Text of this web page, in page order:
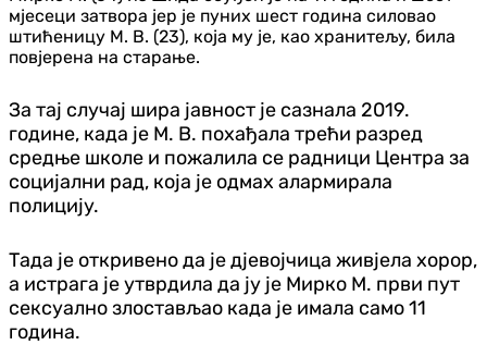
мјесеци затвора јер је пуних шест година силовао
штићеницу М. В. (23), која му је, као хранитељу, била
повјерена на старање.
За тај случај шира јавност је сазнала 2019.
године, када је М. В. похађала трећи разред
средње школе и пожалила се радници Центра за
социјални рад, која је одмах алармирала
полицију.
Тада је откривено да је дјевојчица живјела хорор,
а истрага је утврдила да ју је Мирко М. први пут
сексуално злостављао када је имала само 11
година.